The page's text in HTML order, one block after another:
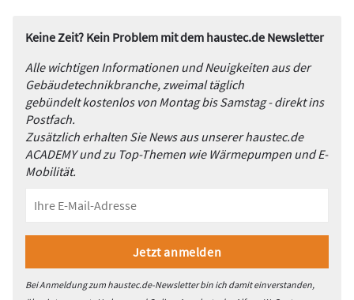
Keine Zeit? Kein Problem mit dem haustec.de Newsletter
Alle wichtigen Informationen und Neuigkeiten aus der
Gebäudetechnikbranche, zweimal täglich
gebündelt kostenlos von Montag bis Samstag - direkt ins
Postfach.
Zusätzlich erhalten Sie News aus unserer haustec.de
ACADEMY und zu Top-Themen wie Wärmepumpen und E-
Mobilität.
Bei Anmeldung zum haustec.de-Newsletter bin ich damit einverstanden,